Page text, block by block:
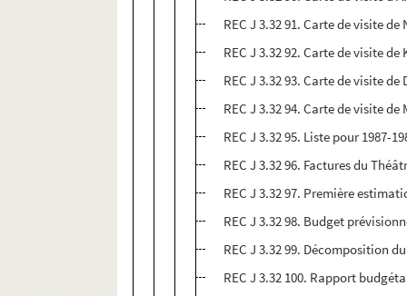
REC J 3.32 91. Carte de visite
REC J 3.32 92. Carte de visite
REC J 3.32 93. Carte de visite
REC J 3.32 94. Carte de visite
REC J 3.32 95. Liste pour 1987-
REC J 3.32 96. Factures du
REC J 3.32 97. Première
REC J 3.32 98. Budget
REC J 3.32 99. Décomposition
REC J 3.32 100. Rapport